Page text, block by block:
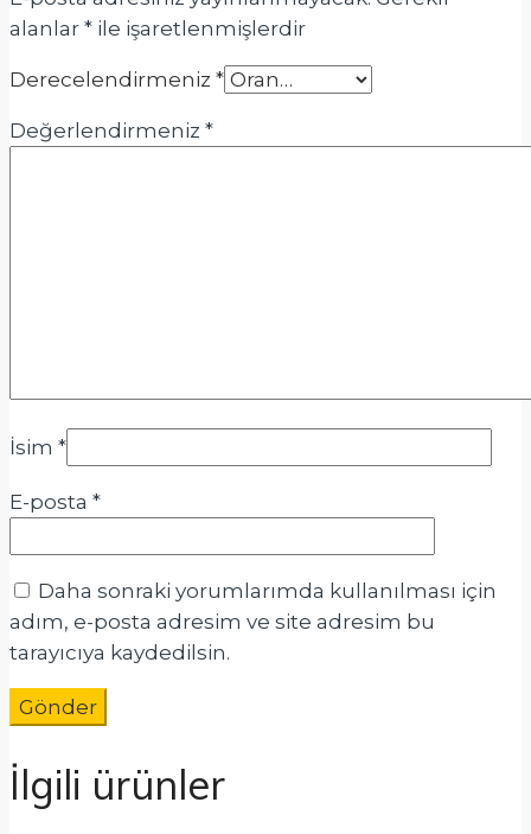
alanlar * ile işaretlenmişlerdir
Derecelendirmeniz *
Değerlendirmeniz *
İsim *
E-posta *
Daha sonraki yorumlarımda kullanılması için
adım, e-posta adresim ve site adresim bu
tarayıcıya kaydedilsin.
İlgili ürünler